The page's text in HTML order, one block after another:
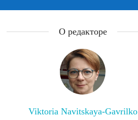
О редакторе
Viktoria Navitskaya-Gavrilko